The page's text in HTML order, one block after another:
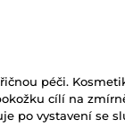
péči.
cílí na
po vystavení se